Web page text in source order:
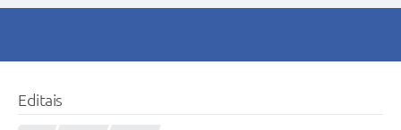
Editais